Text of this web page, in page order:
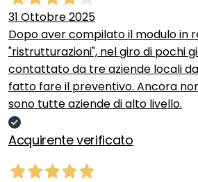
31 Ottobre 2025
Dopo aver compilato il modulo in
"ristrutturazioni", nel giro di pochi
contattato da tre aziende locali
fatto fare il preventivo. Ancora
sono tutte aziende di alto livello.
Acquirente verificato